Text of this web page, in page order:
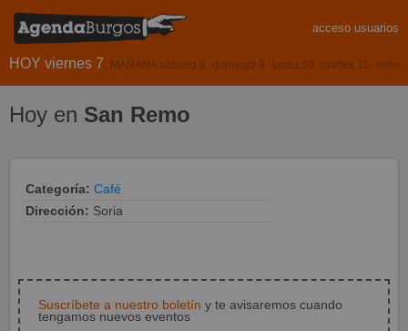
acceso usuarios
HOY viernes 7 MAÑANA sábado 8 domingo 9 lunes 10 martes 11
Hoy en San Remo
Categoría: Café
Dirección: Soria
Suscríbete a nuestro boletín y te avisaremos cuando
tengamos nuevos eventos